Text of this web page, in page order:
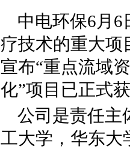
中电环保6月
疗技术的重大项
宣布“重点流域
化”项目已正式
公司是责任主
工大学，华东大